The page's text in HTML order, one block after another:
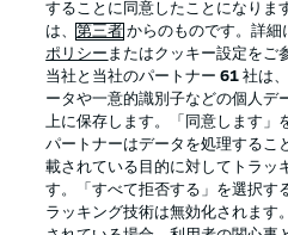
することに同意したことになりま
は、第三者 からのものです。詳細
ポリシー またはクッキー設定をご
当社と当社のパートナー61 社は
ータや一意的識別子などの個人デ
上に保存します。「同意します」
パートナーはデータを処理するこ
載されている目的に対してトラッ
す。「すべて拒否する」を選択す
ラッキング技術は無効化されます